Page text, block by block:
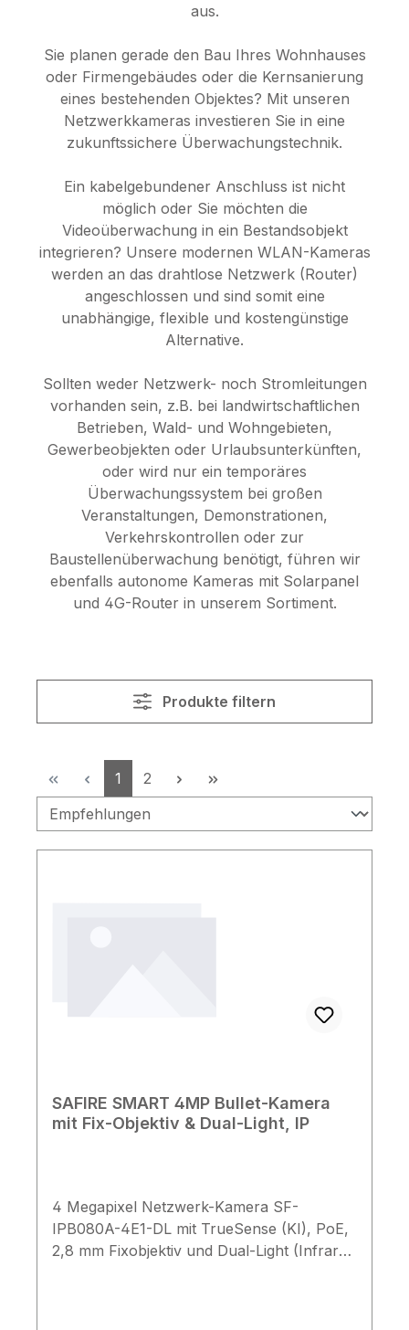
aus.
Sie planen gerade den Bau Ihres Wohnhauses
oder Firmengebäudes oder die Kernsanierung
eines bestehenden Objektes? Mit unseren
Netzwerkkameras investieren Sie in eine
zukunftssichere Überwachungstechnik.
Ein kabelgebundener Anschluss ist nicht
möglich oder Sie möchten die
Videoüberwachung in ein Bestandsobjekt
integrieren? Unsere modernen WLAN-Kameras
werden an das drahtlose Netzwerk (Router)
angeschlossen und sind somit eine
unabhängige, flexible und kostengünstige
Alternative.
Sollten weder Netzwerk- noch Stromleitungen
vorhanden sein, z.B. bei landwirtschaftlichen
Betrieben, Wald- und Wohngebieten,
Gewerbeobjekten oder Urlaubsunterkünften,
oder wird nur ein temporäres
Überwachungssystem bei großen
Veranstaltungen, Demonstrationen,
Verkehrskontrollen oder zur
Baustellenüberwachung benötigt, führen wir
ebenfalls autonome Kameras mit Solarpanel
und 4G-Router in unserem Sortiment.
Produkte filtern
Seite
1 Seite
2
SAFIRE SMART 4MP Bullet-Kamera
mit Fix-Objektiv & Dual-Light, IP
4 Megapixel Netzwerk-Kamera SF-
IPB080A-4E1-DL mit TrueSense (KI), PoE,
2,8 mm Fixobjektiv und Dual-Light (Infrarot